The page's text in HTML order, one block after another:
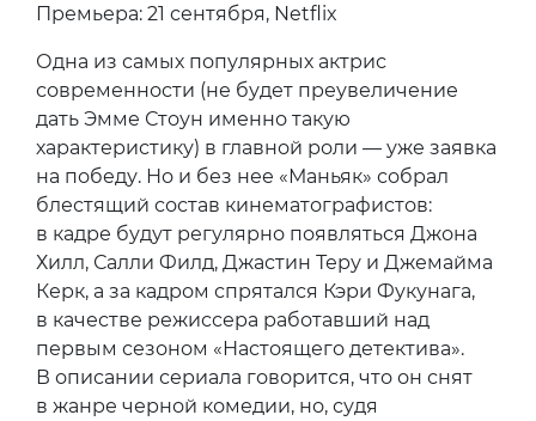
Премьера: 21 сентября, Netflix
Одна из самых популярных актрис
современности (не будет преувеличение
дать Эмме Стоун именно такую
характеристику) в главной роли — уже заявка
на победу. Но и без нее «Маньяк» собрал
блестящий состав кинематографистов:
в кадре будут регулярно появляться Джона
Хилл, Салли Филд, Джастин Теру и Джемайма
Керк, а за кадром спрятался Кэри Фукунага,
в качестве режиссера работавший над
первым сезоном «Настоящего детектива».
В описании сериала говорится, что он снят
в жанре черной комедии, но, судя